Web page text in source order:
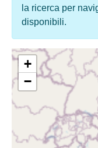
la ricerca per
disponibili.
+
−